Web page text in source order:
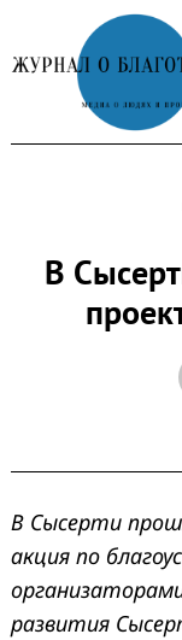
to
content
В
В Сысерти
акция по
развития